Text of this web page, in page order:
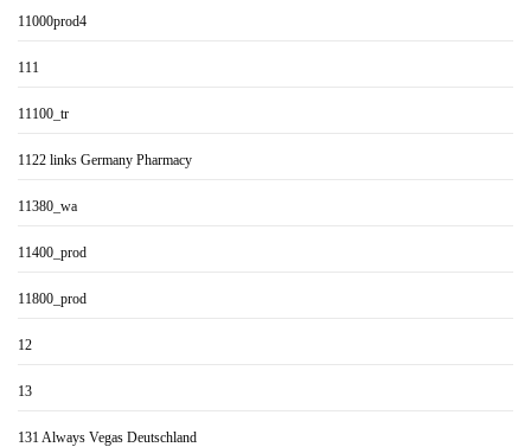
11000prod4
111
11100_tr
1122 links Germany Pharmacy
11380_wa
11400_prod
11800_prod
12
13
131 Always Vegas Deutschland